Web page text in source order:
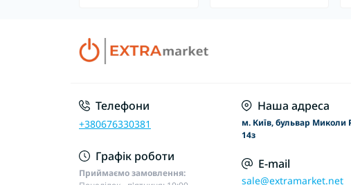
Телефони
+380676330381
Графік роботи
Приймаємо замовлення:
Наша адреса
м. Київ, бульвар Миколи
14з
E-mail
sale@extramarket.net